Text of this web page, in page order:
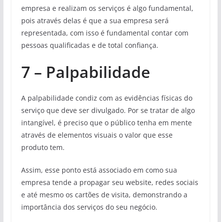
empresa e realizam os serviços é algo fundamental,
pois através delas é que a sua empresa será
representada, com isso é fundamental contar com
pessoas qualificadas e de total confiança.
7 – Palpabilidade
A palpabilidade condiz com as evidências físicas do
serviço que deve ser divulgado. Por se tratar de algo
intangível, é preciso que o público tenha em mente
através de elementos visuais o valor que esse
produto tem.
Assim, esse ponto está associado em como sua
empresa tende a propagar seu website, redes sociais
e até mesmo os cartões de visita, demonstrando a
importância dos serviços do seu negócio.